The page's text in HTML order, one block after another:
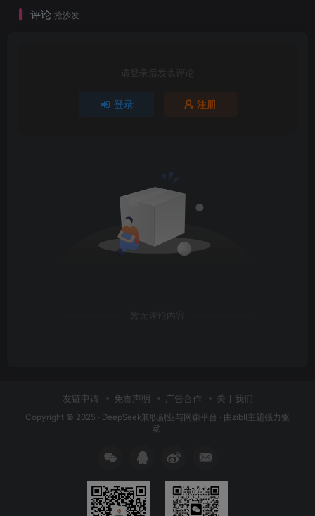
评论 抢沙发
请登录后发表评论
登录 注册
暂无评论内容
友链申请 免责声明 广告合作 关于我们
Copyright © 2025 · DeepSeek兼职副业与网赚平台 · 由zibll主题 强力驱
动.